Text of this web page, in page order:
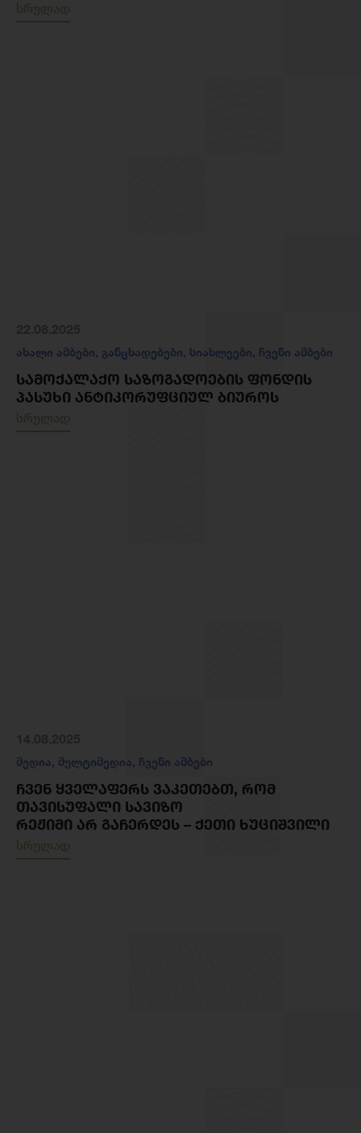
სრულად
ახალი ამბები, განცხადებები, სიახლეები, ჩვენი ამბები
ᲡᲐᲛᲝᲥᲐᲚᲐᲥᲝ ᲡᲐᲖᲝᲒᲐᲓᲝᲔᲑᲘᲡ ᲤᲝᲜᲓᲘᲡ
ᲞᲐᲡᲣᲮᲘ ᲐᲜᲢᲘᲙᲝᲠᲣᲤᲪᲘᲣᲚ ᲑᲘᲣᲠᲝᲡ
სრულად
მედია, მულტიმედია, ჩვენი ამბები
ᲩᲕᲔᲜ ᲧᲕᲔᲚᲐᲤᲔᲠᲡ ᲕᲐᲙᲔᲗᲔᲑᲗ, ᲠᲝᲛ
ᲗᲐᲕᲘᲡᲣᲤᲐᲚᲘ ᲡᲐᲕᲘᲖᲝ
ᲠᲔᲟᲘᲛᲘ ᲐᲠ ᲒᲐᲩᲔᲠᲓᲔᲡ – ᲥᲔᲗᲘ ᲮᲣᲪᲘᲨᲕᲘᲚᲘ
სრულად